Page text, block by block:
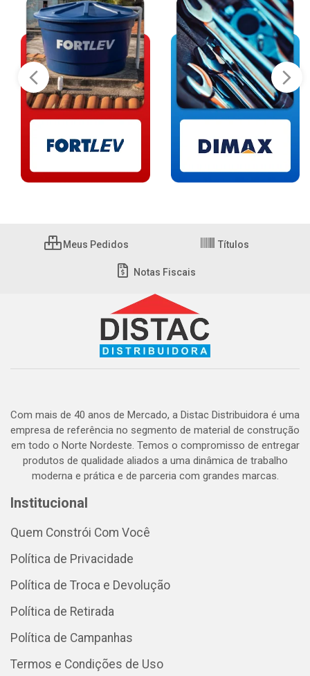
Meus Pedidos Títulos
Notas Fiscais
Com mais de 40 anos de Mercado, a Distac Distribuidora é uma
empresa de referência no segmento de material de construção
em todo o Norte Nordeste. Temos o compromisso de entregar
produtos de qualidade aliados a uma dinâmica de trabalho
moderna e prática e de parceria com grandes marcas.
Institucional
Quem Constrói Com Você
Política de Privacidade
Política de Troca e Devolução
Política de Retirada
Política de Campanhas
Termos e Condições de Uso